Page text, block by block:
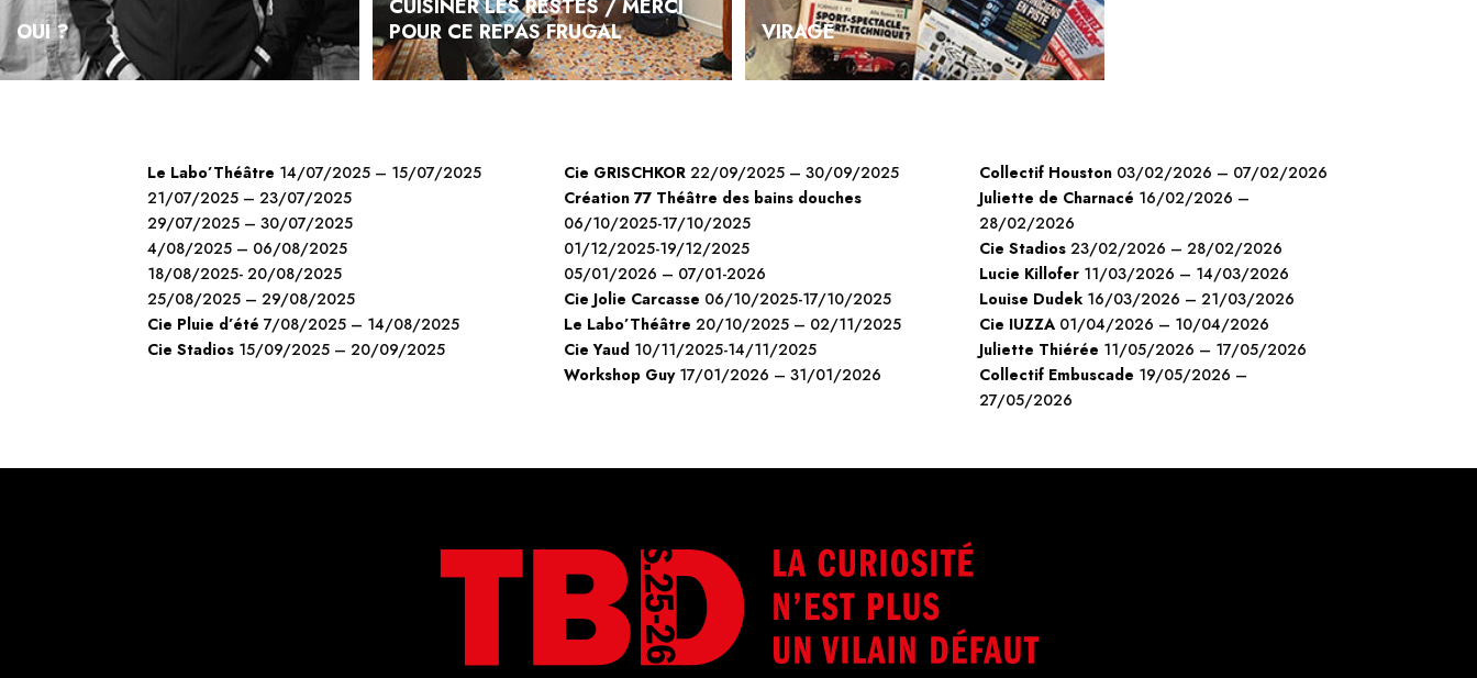
OUI ?
CUISINER LES RESTES / MERCI
POUR CE REPAS FRUGAL
VIRAGE
Le Labo’Théâtre 14/07/2025 – 15/07/2025
21/07/2025 – 23/07/2025
29/07/2025 – 30/07/2025
4/08/2025 – 06/08/2025
18/08/2025- 20/08/2025
25/08/2025 – 29/08/2025
Cie Pluie d’été 7/08/2025 – 14/08/2025
Cie Stadios 15/09/2025 – 20/09/2025
Cie GRISCHKOR 22/09/2025 – 30/09/2025
Création 77 Théâtre des bains douches
06/10/2025-17/10/2025
01/12/2025-19/12/2025
05/01/2026 – 07/01-2026
Cie Jolie Carcasse 06/10/2025-17/10/2025
Le Labo’Théâtre 20/10/2025 – 02/11/2025
Cie Yaud10/11/2025-14/11/2025
Workshop Guy17/01/2026 – 31/01/2026
Collectif Houston03/02/2026 – 07/02/2026
Juliette de Charnacé 16/02/2026 –
28/02/2026
Cie Stadios23/02/2026 – 28/02/2026
Lucie Killofer11/03/2026 – 14/03/2026
Louise Dudek16/03/2026 – 21/03/2026
Cie IUZZA01/04/2026 – 10/04/2026
Juliette Thiérée 11/05/2026 – 17/05/2026
Collectif Embuscade 19/05/2026 –
27/05/2026